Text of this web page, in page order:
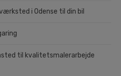
i Odense til din bil
til kvalitetsmalerarbejde